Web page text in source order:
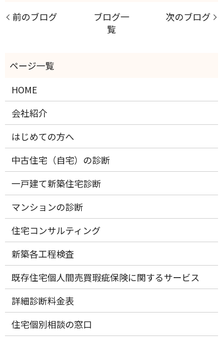
前のブログ
ブログ一
覧
次のブログ
HOME
会社紹介
はじめての方へ
中古住宅（自宅）の診断
一戸建て新築住宅診断
マンションの診断
住宅コンサルティング
新築各工程検査
既存住宅個人間売買瑕疵保険に関するサービス
詳細診断料金表
住宅個別相談の窓口